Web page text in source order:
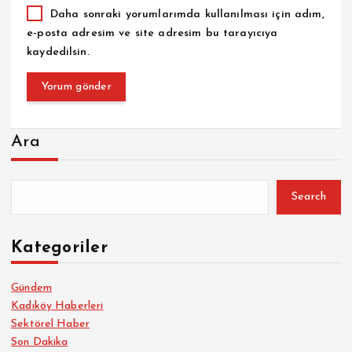
Daha sonraki yorumlarımda kullanılması için adım,
e-posta adresim ve site adresim bu tarayıcıya
kaydedilsin.
Ara
Search
Kategoriler
Gündem
Kadıköy Haberleri
Sektörel Haber
Son Dakika